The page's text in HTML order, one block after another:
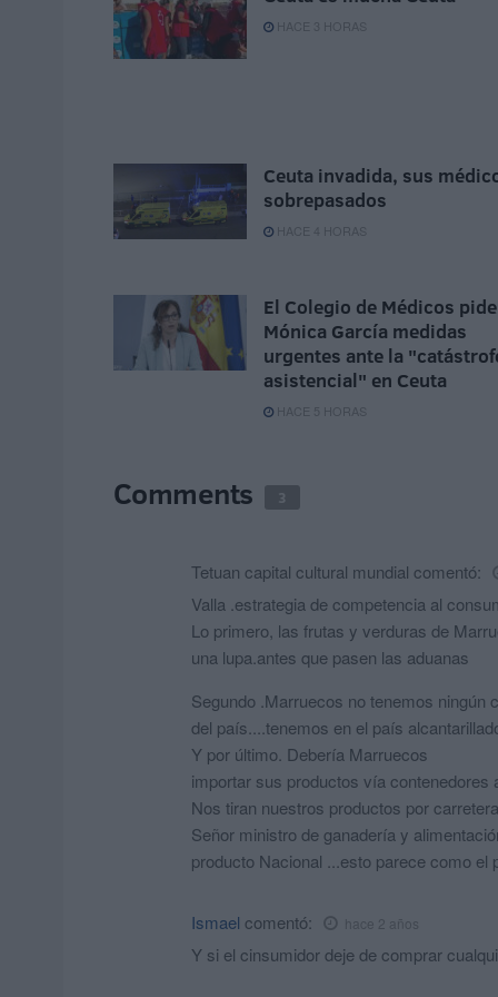
HACE 3 HORAS
Ceuta invadida, sus
sobrepasados
HACE 4 HORAS
El Colegio de Médicos
Mónica García medidas
urgentes ante la
asistencial" en Ceuta
HACE 5 HORAS
Comments 3
Tetuan capital cultural mundial comentó:
Valla .estrategia de competencia al
Lo primero, las frutas y verduras de
una lupa.antes que pasen las aduanas
Segundo .Marruecos no tenemos
del país....tenemos en el país
Y por último. Debería Marruecos
importar sus productos vía contenedores
Nos tiran nuestros productos por
Señor ministro de ganadería y
producto Nacional ...esto parece como el
Ismael comentó: hace 2 años
Y si el cinsumidor deje de comprar